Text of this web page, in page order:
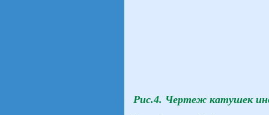
Рис.4. Чертеж катушек